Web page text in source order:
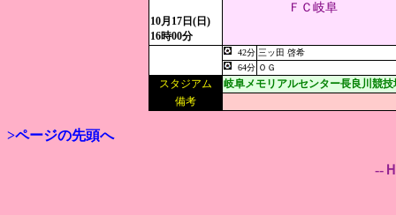
10月17日(日)
16時00分
ＦＣ岐阜
42分 三ッ田 啓希
64分 ＯＧ
スタジアム
岐阜メモリアルセンター長良川競技
備考
>ページの先頭へ
--